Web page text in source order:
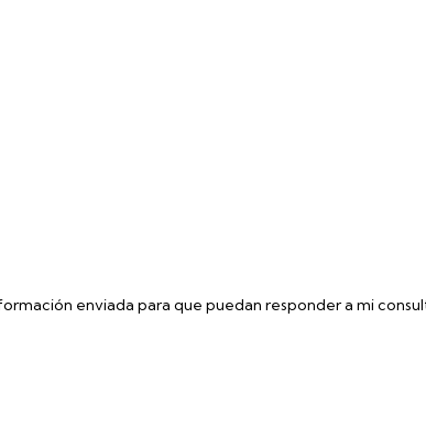
enviada para que puedan responder a mi